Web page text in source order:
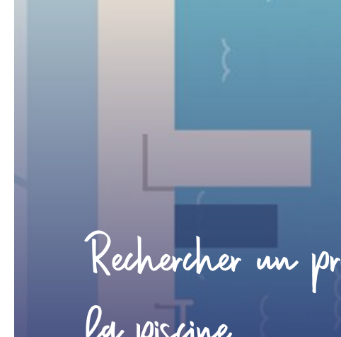
Rechercher un